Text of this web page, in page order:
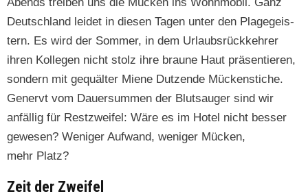
Deutsch­land lei­det in diesen Tagen unter den Plagegeis­
tern. Es wird der Som­mer, in dem Urlaub­srück­kehrer
ihren Kol­le­gen nicht stolz ihre braune Haut präsen­tieren,
son­dern mit gequäl­ter Miene Dutzende Mück­en­stiche.
Gen­ervt vom Dauer­sum­men der Blut­sauger sind wir
anfäl­lig für Restzweifel: Wäre es im Hotel nicht bess­er
gewe­sen? Weniger Aufwand, weniger Mück­en,
mehr Platz?
Zeit der Zweifel